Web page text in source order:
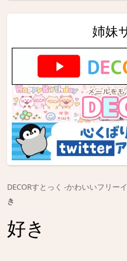
姉妹
DECORすとっく -かわいいフリー
き
好き